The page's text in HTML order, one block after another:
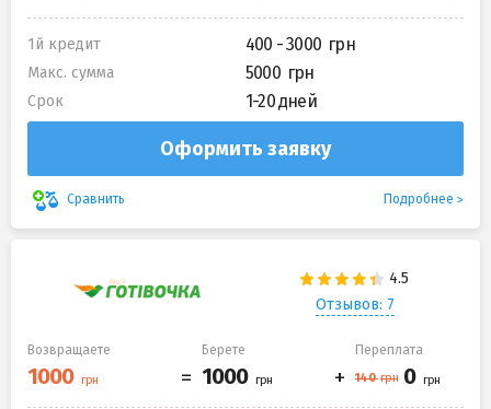
1й кредит 400 - 3000
Макс. сумма 5000
Срок 1-20 дней
Оформить заявку
Сравнить Подробнее
Отзывов: 7
Возвращаете Берете Переплата